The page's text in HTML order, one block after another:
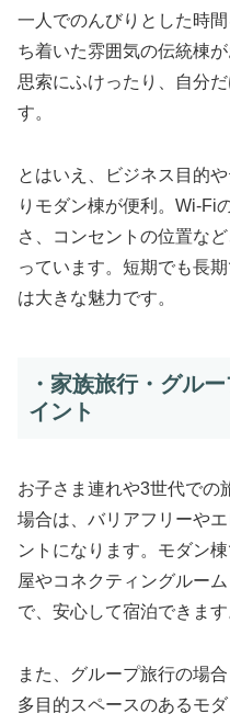
一人でのんびりとした時
ち着いた雰囲気の伝統棟
思索にふけったり、自分
す。
とはいえ、ビジネス目的
りモダン棟が便利。Wi-Fi
さ、コンセントの位置な
っています。短期でも長
は大きな魅力です。
・家族旅行・グル
イント
お子さま連れや3世代での
場合は、バリアフリーや
ントになります。モダン
屋やコネクティングルー
で、安心して宿泊できます
また、グループ旅行の場
多目的スペースのあるモ